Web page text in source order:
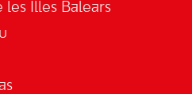
les Illes Balears